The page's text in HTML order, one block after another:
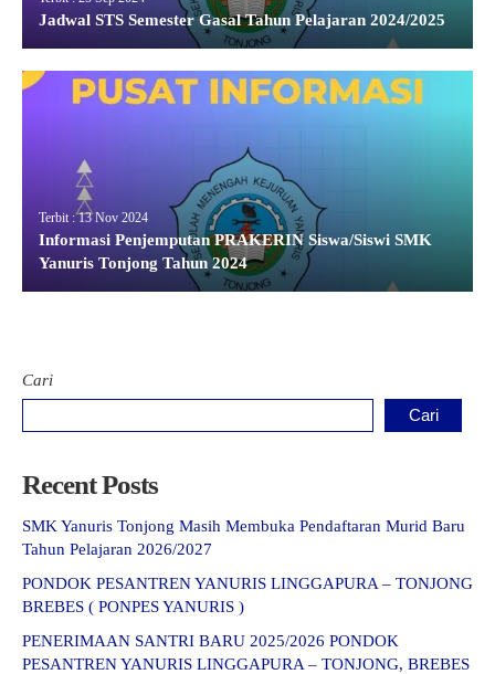
Jadwal STS Semester Gasal Tahun Pelajaran 2024/2025
Terbit : 13 Nov 2024
Informasi Penjemputan PRAKERIN Siswa/Siswi SMK
Yanuris Tonjong Tahun 2024
Cari
Cari
Recent Posts
SMK Yanuris Tonjong Masih Membuka Pendaftaran Murid Baru
Tahun Pelajaran 2026/2027
PONDOK PESANTREN YANURIS LINGGAPURA – TONJONG
BREBES ( PONPES YANURIS )
PENERIMAAN SANTRI BARU 2025/2026 PONDOK
PESANTREN YANURIS LINGGAPURA – TONJONG, BREBES